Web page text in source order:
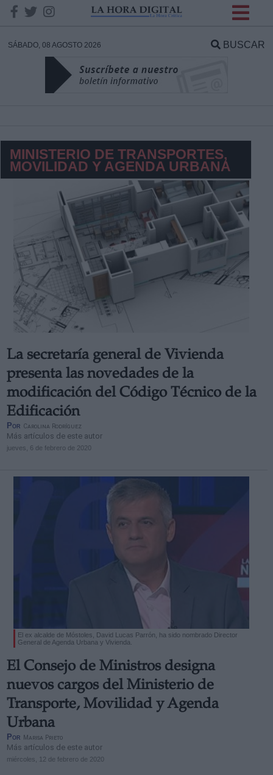
SÁBADO, 08 AGOSTO 2026 BUSCAR
MINISTERIO DE TRANSPORTES,
MOVILIDAD Y AGENDA URBANA
La secretaría general de Vivienda
presenta las novedades de la
modificación del Código Técnico de la
Edificación
Por Carolina Rodríguez
Más artículos de este autor
jueves, 6 de febrero de 2020
El ex alcalde de Móstoles, David Lucas Parrón, ha sido nombrado Director
General de Agenda Urbana y Vivienda.
El Consejo de Ministros designa
nuevos cargos del Ministerio de
Transporte, Movilidad y Agenda
Urbana
Por Marisa Prieto
Más artículos de este autor
miércoles, 12 de febrero de 2020
DATOS
Responsable:
Datos tratados:
Legitimación:
Destinatarios:
Derechos:
link
Información adicional
link